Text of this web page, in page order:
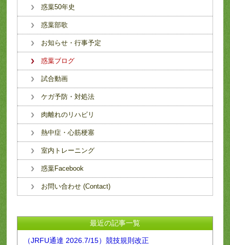
惑葉50年史
惑葉部歌
お知らせ・行事予定
惑葉ブログ
試合動画
ケガ予防・対処法
肉離れのリハビリ
熱中症・心筋梗塞
室内トレーニング
惑葉Facebook
お問い合わせ (Contact)
最近の記事一覧
（JRFU通達 2026.7/15）競技規則改正